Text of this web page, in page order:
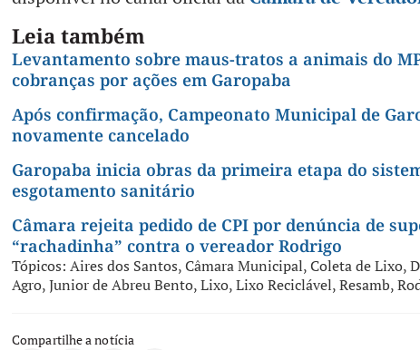
Leia também
Levantamento sobre maus-tratos a animais do
cobranças por ações em Garopaba
Após confirmação, Campeonato Municipal de
novamente cancelado
Garopaba inicia obras da primeira etapa do
esgotamento sanitário
Câmara rejeita pedido de CPI por denúncia de
“rachadinha” contra o vereador Rodrigo
Tópicos: Aires dos Santos,Câmara Municipal,Coleta de Lixo,
Agro,Junior de Abreu Bento,Lixo,Lixo Reciclável,Resamb,
Compartilhe a notícia